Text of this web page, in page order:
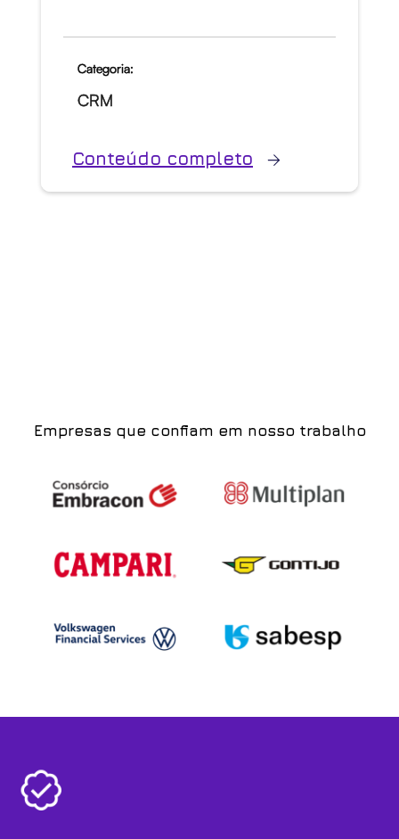
Categoria:
CRM
Conteúdo completo
Empresas que confiam em nosso trabalho